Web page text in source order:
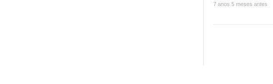
7 anos 5 meses antes